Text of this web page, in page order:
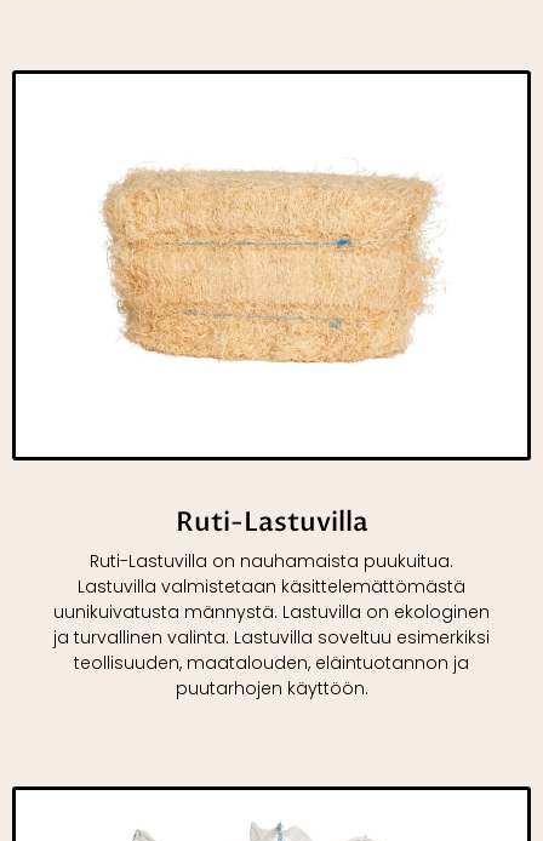
Ruti-Lastuvilla
Ruti-Lastuvilla on nauhamaista puukuitua.
Lastuvilla valmistetaan käsittelemättömästä
uunikuivatusta männystä. Lastuvilla on ekologinen
ja turvallinen valinta. Lastuvilla soveltuu esimerkiksi
teollisuuden, maatalouden, eläintuotannon ja
puutarhojen käyttöön.